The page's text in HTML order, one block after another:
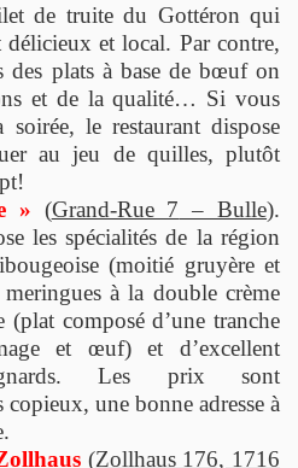
de truite du Gottéron qui
et local. Par contre,
des plats à base de bœuf on
et de la qualité… Si vous
le restaurant dispose
au jeu de quilles, plutôt
» (Grand-Rue 7 – Bulle).
les spécialités de la région
(moitié gruyère et
à la double crème
composé d’une tranche
et œuf) et d’excellent
Les prix sont
copieux, une bonne adresse à
(Zollhaus 176, 1716